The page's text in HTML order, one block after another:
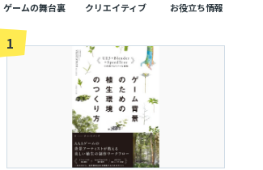
ゲームの舞台裏 クリエイティブ お役立ち情報
1